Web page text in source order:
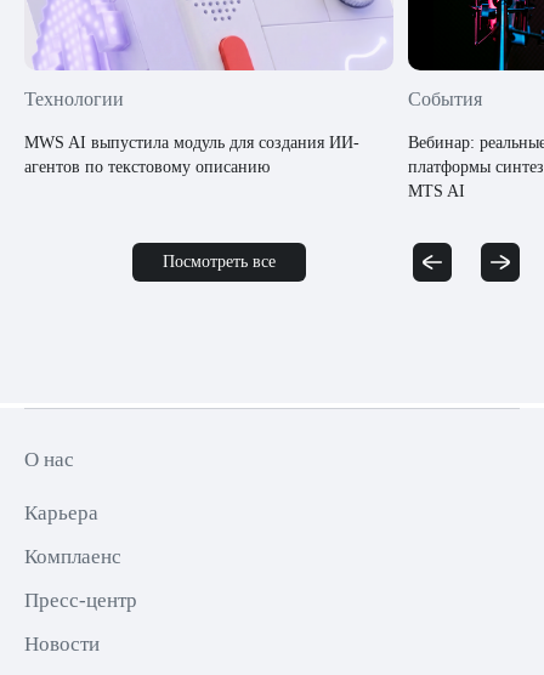
Технологии
MWS AI выпустила модуль для создания ИИ-
агентов по текстовому описанию
События
Вебинар:
платформы
MTS AI
Посмотреть все
О нас
Карьера
Комплаенс
Пресс-центр
Новости